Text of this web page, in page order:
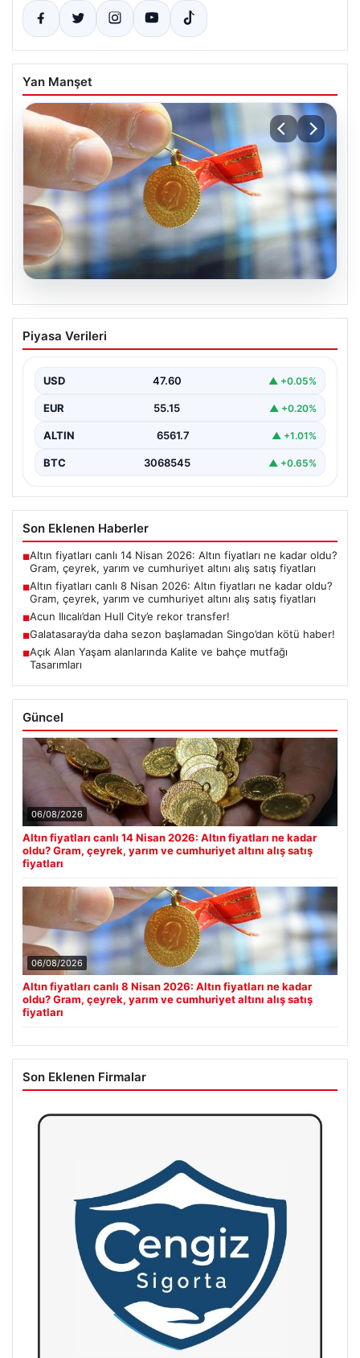
Yan Manşet
06.08.2026
Altın fiyatları canlı 8 Nisan 2026: Altın
fiyatları ne kadar oldu? Gram, çeyrek,
fiyatları
Piyasa Verileri
USD 47.60 ▲ +0.05%
EUR 55.15 ▲ +0.20%
ALTIN 6561.7 ▲ +1.01%
BTC 3068545 ▲ +0.65%
Son Eklenen Haberler
■Altın fiyatları canlı 14 Nisan 2026: Altın fiyatları ne kadar oldu?
Gram, çeyrek, yarım ve cumhuriyet altını alış satış fiyatları
■Altın fiyatları canlı 8 Nisan 2026: Altın fiyatları ne kadar oldu?
Gram, çeyrek, yarım ve cumhuriyet altını alış satış fiyatları
■Acun Ilıcalı’dan Hull City’e rekor transfer!
■Galatasaray’da daha sezon başlamadan Singo’dan kötü haber!
■Açık Alan Yaşam alanlarında Kalite ve bahçe mutfağı
Tasarımları
Güncel
06/08/2026
Altın fiyatları canlı 14 Nisan 2026: Altın fiyatları ne kadar
oldu? Gram, çeyrek, yarım ve cumhuriyet altını alış satış
fiyatları
06/08/2026
Altın fiyatları canlı 8 Nisan 2026: Altın fiyatları ne kadar
oldu? Gram, çeyrek, yarım ve cumhuriyet altını alış satış
fiyatları
Son Eklenen Firmalar